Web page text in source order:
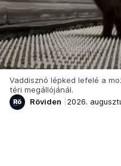
Vaddisznó lépked lefelé a
téri megállójánál.
Röviden
2026.